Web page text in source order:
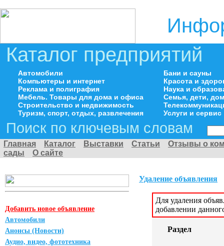
Каталог предприятий
Автомобили
Компьютеры и интернет
Реклама и полиграфия
Мебель. Товары для дома и офиса
Строительство и недвижимость
Туризм, спорт, отдых, развлечения
Бани и сауны
Красота и
Наука и
Семья, дети,
Услуги и сервис
Поиск по ключевым словам
Главная Каталог Выставки Статьи
Отзывы о
сады
О сайте
Добавить новое объявление
Автомобили
Анонсы (Новости)
Аудио, видео, фототехника
Удаление объявления
Для удаления
добавлении
Раздел